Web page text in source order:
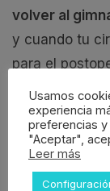
volver al
y cuando tu
para el
Rutina
de
Usamos
experiencia
preferencias
"Aceptar",
Leer más